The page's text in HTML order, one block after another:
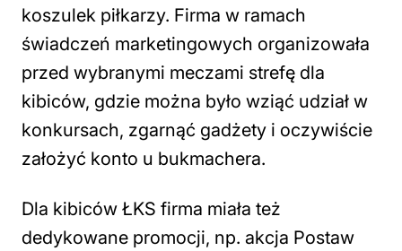
koszulek piłkarzy. Firma w ramach
świadczeń marketingowych organizowała
przed wybranymi meczami strefę dla
kibiców, gdzie można było wziąć udział w
konkursach, zgarnąć gadżety i oczywiście
założyć konto u bukmachera.
Dla kibiców ŁKS firma miała też
dedykowane promocji, np. akcja Postaw